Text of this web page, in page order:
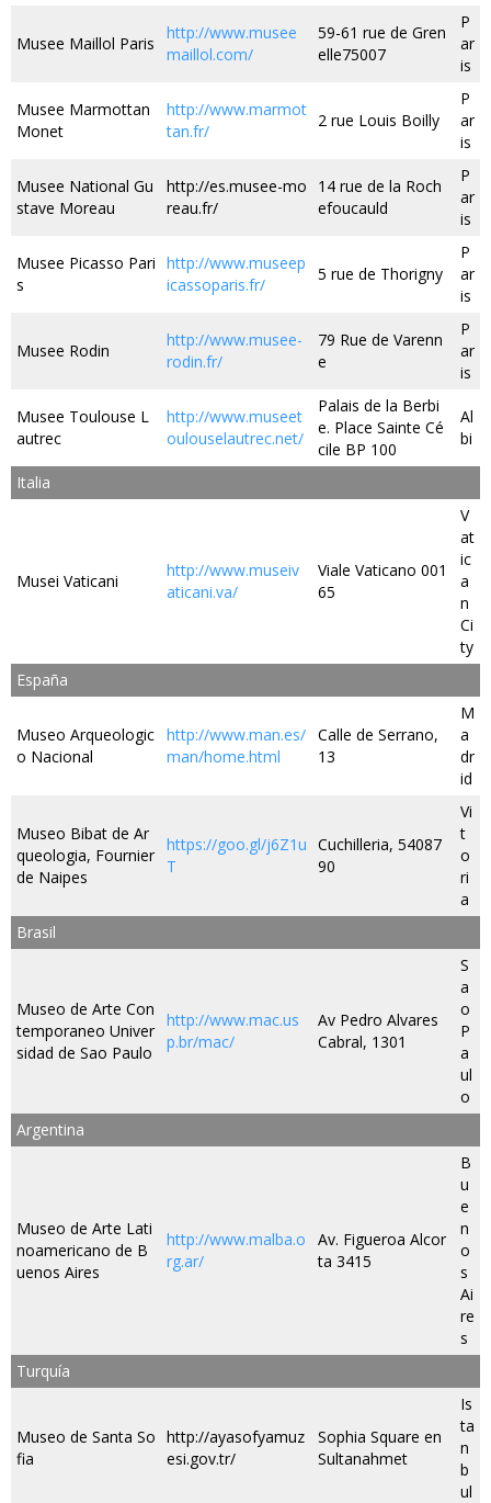
Musee Maillol Paris
http://www.musee
maillol.com/
59-61 rue de Gren
elle75007
P
ar
is
Musee Marmottan
Monet
http://www.marmot
tan.fr/
2 rue Louis Boilly
P
ar
is
Musee National Gu
stave Moreau
http://es.musee-mo
reau.fr/
14 rue de la Roch
efoucauld
P
ar
is
Musee Picasso Pari
s
http://www.museep
icassoparis.fr/
5 rue de Thorigny
P
ar
is
Musee Rodin
http://www.musee-
rodin.fr/
79 Rue de Varenn
e
P
ar
is
Musee Toulouse L
autrec
http://www.museet
oulouselautrec.net/
Palais de la Berbi
e. Place Sainte Cé
cile BP 100
Al
bi
Italia
Musei Vaticani
http://www.museiv
aticani.va/
Viale Vaticano 001
65
V
at
ic
a
n
Ci
ty
España
Museo Arqueologic
o Nacional
http://www.man.es/
man/home.html
Calle de Serrano,
13
M
a
dr
id
Museo Bibat de Ar
queologia, Fournier
de Naipes
https://goo.gl/j6Z1u
T
Cuchilleria, 54087
90
Vi
t
o
ri
a
Brasil
Museo de Arte Con
temporaneo Univer
sidad de Sao Paulo
http://www.mac.us
p.br/mac/
Av Pedro Alvares
Cabral, 1301
S
a
o
P
a
ul
o
Argentina
Museo de Arte Lati
noamericano de B
uenos Aires
http://www.malba.o
rg.ar/
Av. Figueroa Alcor
ta 3415
B
u
e
n
o
s
Ai
re
s
Turquía
Museo de Santa So
fia
http://ayasofyamuz
esi.gov.tr/
Sophia Square en
Sultanahmet
Is
ta
n
b
ul